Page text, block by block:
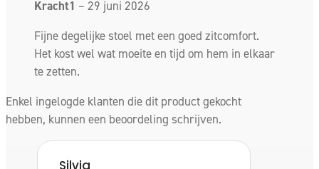
dagen bedenktijd.
Mocht de bureaustoel dan niet aan al uw
verwachtingen voldoen dan kunt u deze kosteloos
retourneren.
GREEENGUARD GOLD certificaat:
komt als eerst de ergonomische instelmogelijkheden bij
Kracht1 – 29 juni 2026
Fijne degelijke stoel met een goed zitcomfort.
Het kost wel wat moeite en tijd om hem in elkaar
te zetten.
Enkel ingelogde klanten die dit product gekocht
hebben, kunnen een beoordeling schrijven.